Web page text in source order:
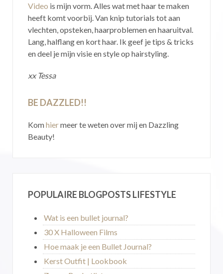
Video is mijn vorm. Alles wat met haar te maken
heeft komt voorbij. Van knip tutorials tot aan
vlechten, opsteken, haarproblemen en haaruitval.
Lang, halflang en kort haar. Ik geef je tips & tricks
en deel je mijn visie en style op hairstyling.
xx Tessa
BE DAZZLED!!
Komhiermeer te weten over mij en Dazzling
Beauty!
POPULAIRE BLOGPOSTS LIFESTYLE
Wat is een bullet journal?
30 X Halloween Films
Hoe maak je een Bullet Journal?
Kerst Outfit | Lookbook